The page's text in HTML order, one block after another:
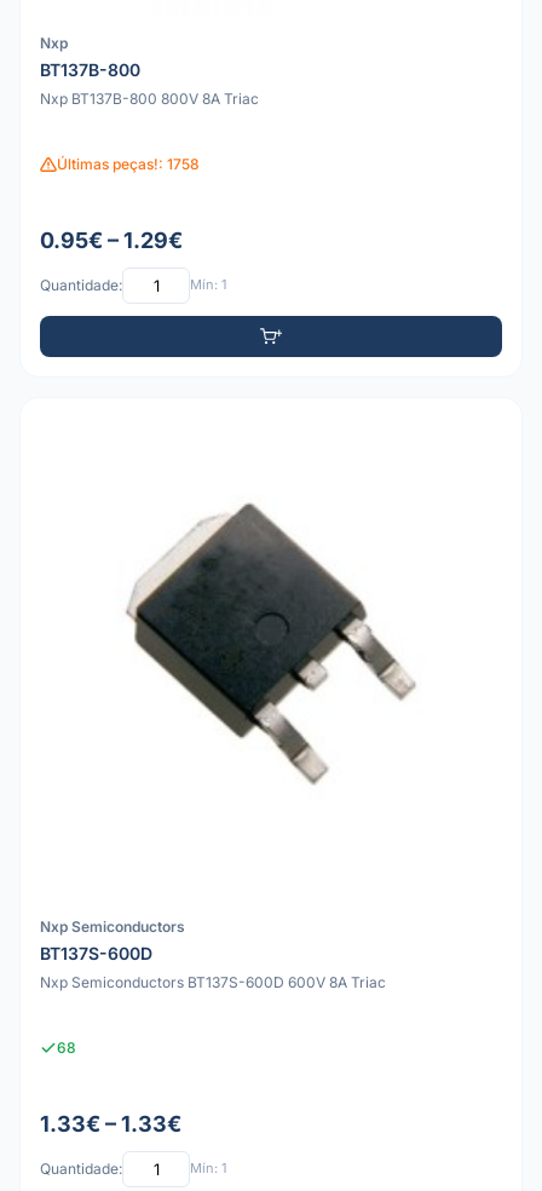
Nxp
BT137B-800
Nxp BT137B-800 800V 8A Triac
Últimas peças!: 1758
0.95€ – 1.29€
Quantidade: Mín: 1
Nxp Semiconductors
BT137S-600D
Nxp Semiconductors BT137S-600D 600V 8A Triac
68
1.33€ – 1.33€
Quantidade: Mín: 1